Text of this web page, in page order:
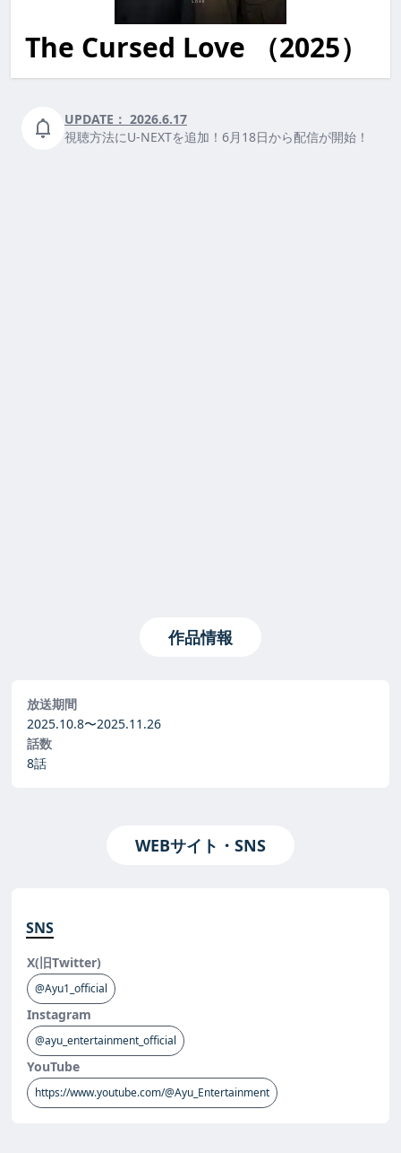
The Cursed Love （2025）
the cursed love TheCursedLove thecursedlove
UPDATE： 2026.6.17
視聴方法にU-NEXTを追加！6月18日から配信が開始！
作品情報
放送期間
2025.10.8〜2025.11.26
話数
8話
WEBサイト・SNS
SNS
X(旧Twitter)
@Ayu1_official
Instagram
@ayu_entertainment_official
YouTube
https://www.youtube.com/@Ayu_Entertainment